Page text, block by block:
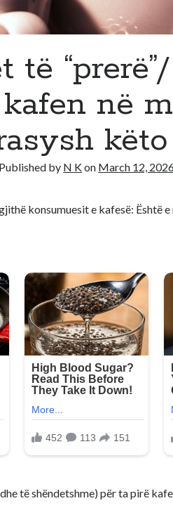
të
në
Published by N Kon March 12,
konsumuesit e kafesë: Është
të shëndetshme) për ta pirë